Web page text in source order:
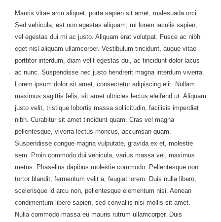
Mauris vitae arcu aliquet, porta sapien sit amet, malesuada orci.
Sed vehicula, est non egestas aliquam, mi lorem iaculis sapien,
vel egestas dui mi ac justo. Aliquam erat volutpat. Fusce ac nibh
eget nisl aliquam ullamcorper. Vestibulum tincidunt, augue vitae
porttitor interdum, diam velit egestas dui, ac tincidunt dolor lacus
ac nunc. Suspendisse nec justo hendrerit magna interdum viverra.
Lorem ipsum dolor sit amet, consectetur adipiscing elit. Nullam
maximus sagittis felis, sit amet ultricies lectus eleifend ut. Aliquam
justo velit, tristique lobortis massa sollicitudin, facilisis imperdiet
nibh. Curabitur sit amet tincidunt quam. Cras vel magna
pellentesque, viverra lectus rhoncus, accumsan quam.
Suspendisse congue magna vulputate, gravida ex et, molestie
sem. Proin commodo dui vehicula, varius massa vel, maximus
metus. Phasellus dapibus molestie commodo. Pellentesque non
tortor blandit, fermentum velit a, feugiat lorem. Duis nulla libero,
scelerisque id arcu non, pellentesque elementum nisi. Aenean
condimentum libero sapien, sed convallis nisi mollis sit amet.
Nulla commodo massa eu mauris rutrum ullamcorper. Duis